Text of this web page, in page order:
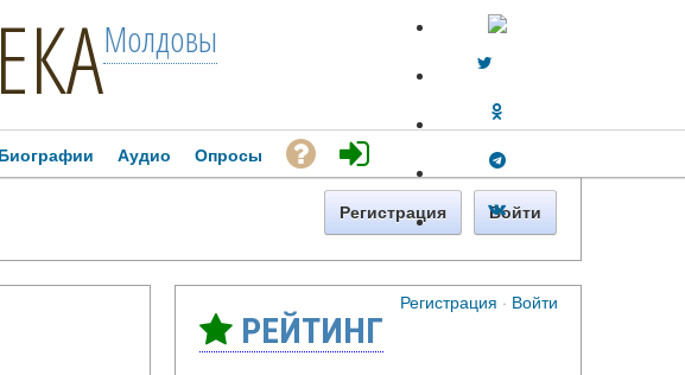
Молдовы
Регистрация · Войти
Биографии Аудио Опросы
Регистрация Войти
РЕЙТИНГ